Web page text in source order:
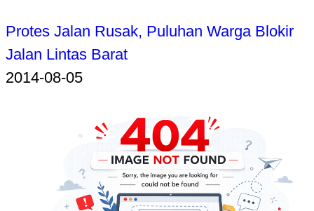
Protes Jalan Rusak, Puluhan Warga Blokir
Jalan Lintas Barat
2014-08-05